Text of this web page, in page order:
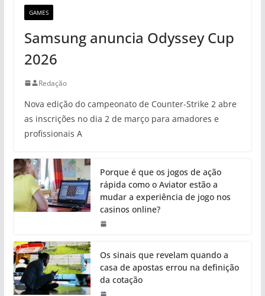
GAMES
Samsung anuncia Odyssey Cup
2026
Redação
Nova edição do campeonato de Counter-Strike 2 abre
as inscrições no dia 2 de março para amadores e
profissionais A
Porque é que os jogos de ação
rápida como o Aviator estão a
mudar a experiência de jogo nos
casinos online?
Os sinais que revelam quando a
casa de apostas errou na definição
da cotação